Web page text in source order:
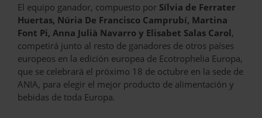
El equipo ganador, compuesto por Sílvia de Ferrater
Huertas, Núria De Francisco Camprubí, Martina
Font Pi, Anna Julià Navarro y Elisabet Salas Carol,
competirá junto al resto de ganadores de otros países
europeos en la edición europea de Ecotrophelia Europa,
que se celebrará el próximo 18 de octubre en la sede de
ANIA, para elegir el mejor producto de alimentación y
bebidas de toda Europa.